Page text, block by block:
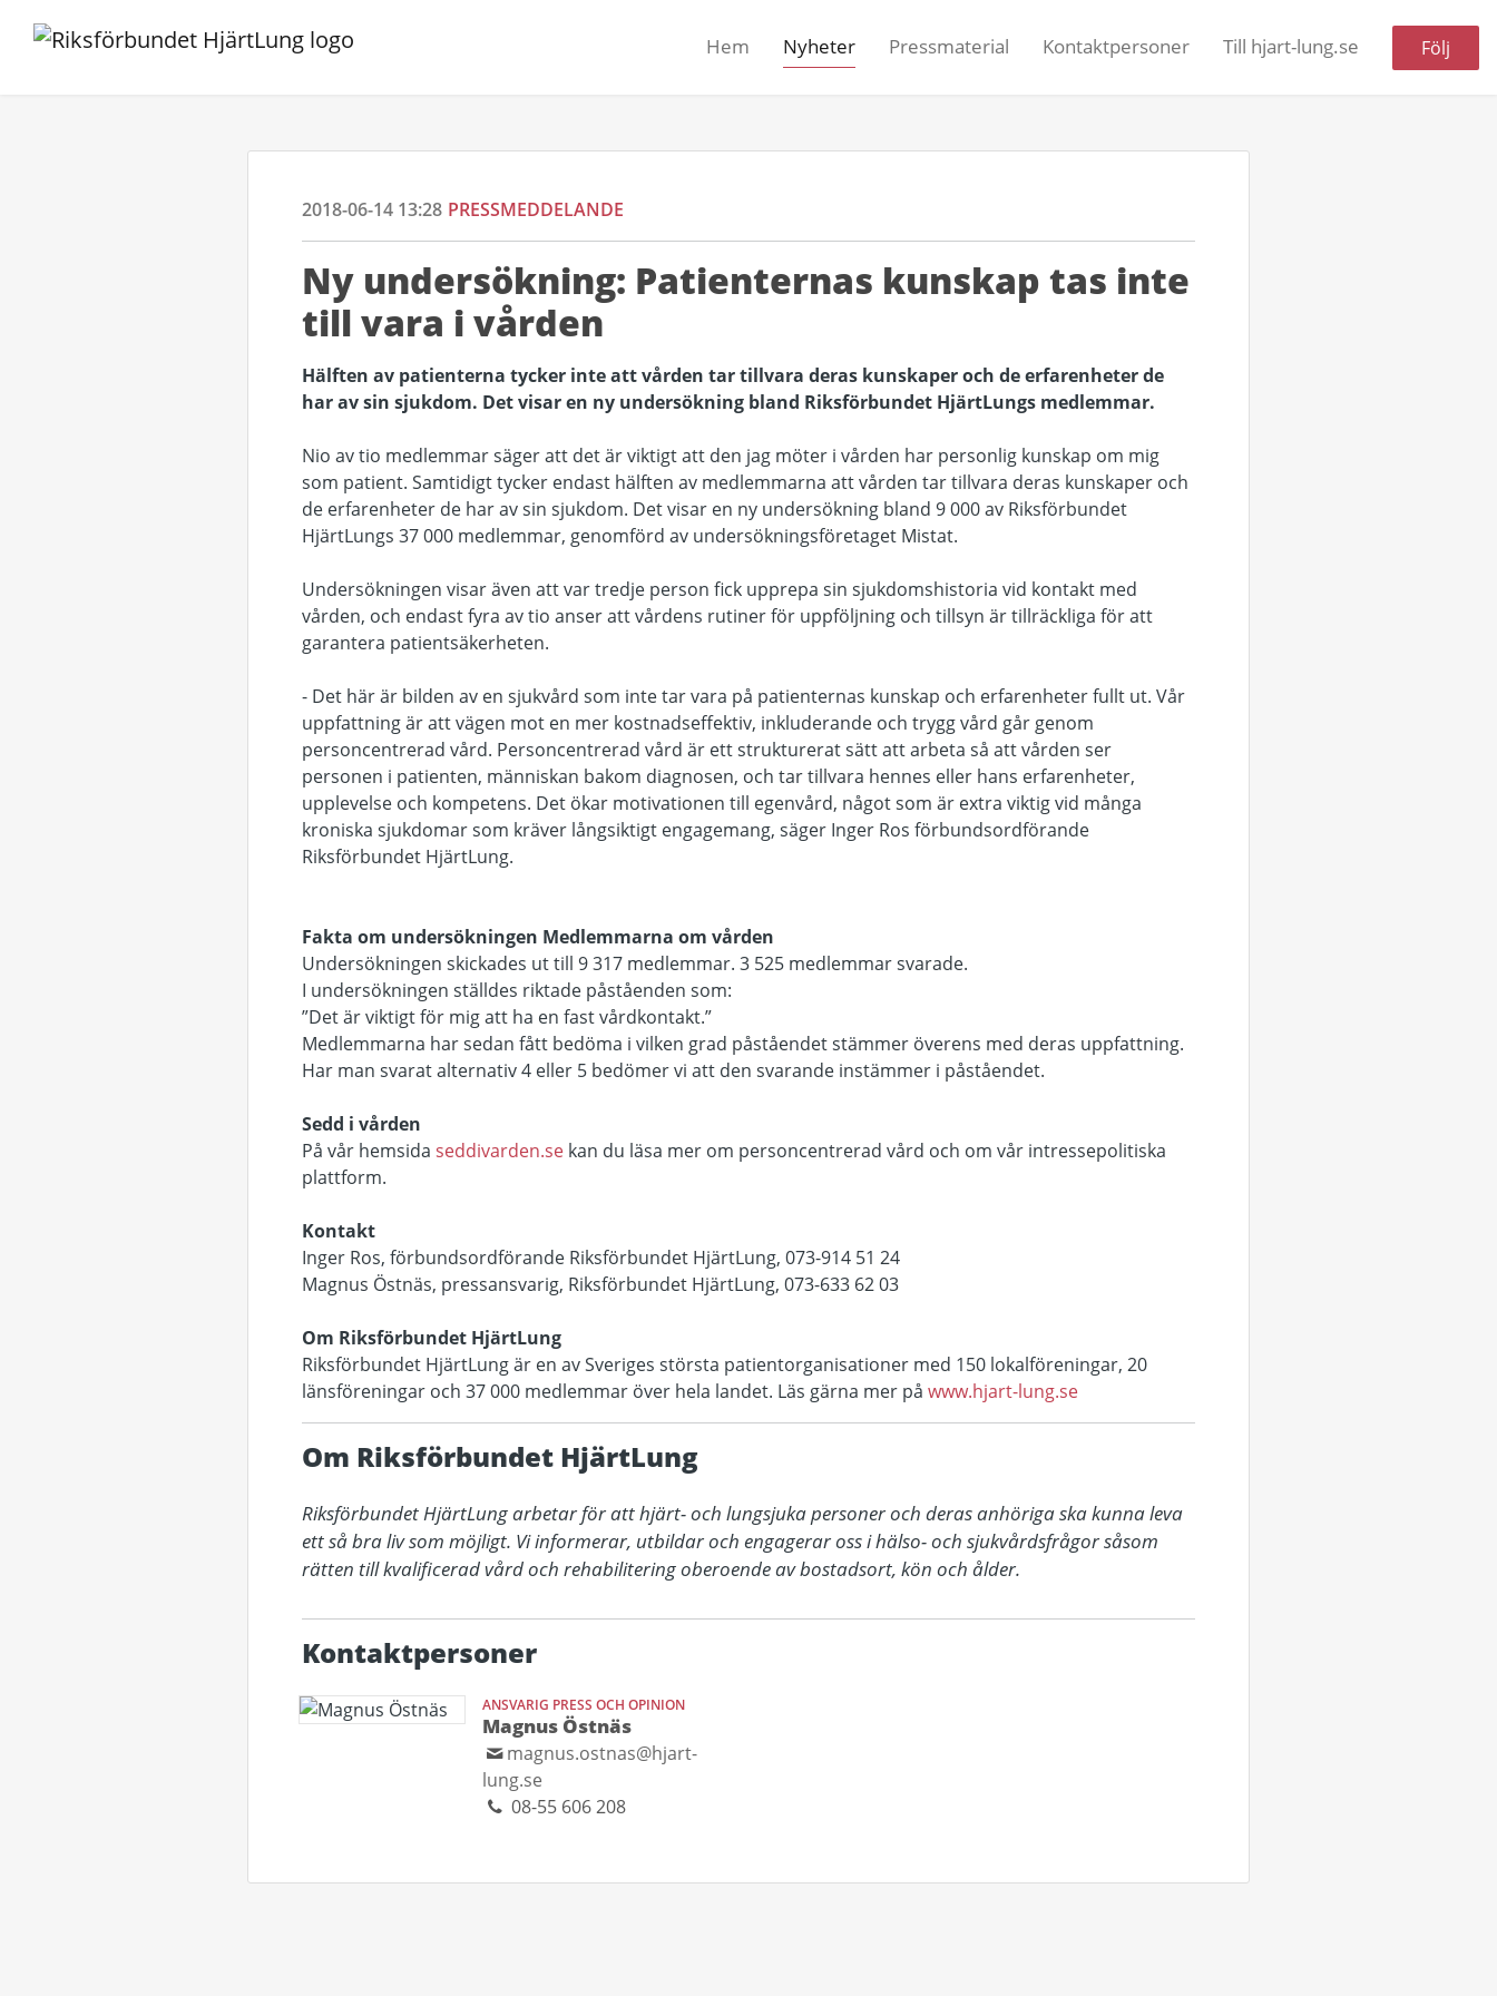
Hem Nyheter Pressmaterial Kontaktpersoner Till hjart-lung.se Följ
2018-06-14 13:28 PRESSMEDDELANDE
Ny undersökning: Patienternas kunskap tas inte
till vara i vården
Hälften av patienterna tycker inte att vården tar tillvara deras kunskaper och de erfarenheter de
har av sin sjukdom. Det visar en ny undersökning bland Riksförbundet HjärtLungs medlemmar.
Nio av tio medlemmar säger att det är viktigt att den jag möter i vården har personlig kunskap om mig
som patient. Samtidigt tycker endast hälften av medlemmarna att vården tar tillvara deras kunskaper och
de erfarenheter de har av sin sjukdom. Det visar en ny undersökning bland 9 000 av Riksförbundet
HjärtLungs 37 000 medlemmar, genomförd av undersökningsföretaget Mistat.
Undersökningen visar även att var tredje person fick upprepa sin sjukdomshistoria vid kontakt med
vården, och endast fyra av tio anser att vårdens rutiner för uppföljning och tillsyn är tillräckliga för att
garantera patientsäkerheten.
- Det här är bilden av en sjukvård som inte tar vara på patienternas kunskap och erfarenheter fullt ut. Vår
uppfattning är att vägen mot en mer kostnadseffektiv, inkluderande och trygg vård går genom
personcentrerad vård. Personcentrerad vård är ett strukturerat sätt att arbeta så att vården ser
personen i patienten, människan bakom diagnosen, och tar tillvara hennes eller hans erfarenheter,
upplevelse och kompetens. Det ökar motivationen till egenvård, något som är extra viktig vid många
kroniska sjukdomar som kräver långsiktigt engagemang, säger Inger Ros förbundsordförande
Riksförbundet HjärtLung.
Fakta om undersökningen Medlemmarna om vården
Undersökningen skickades ut till 9 317 medlemmar. 3 525 medlemmar svarade.
I undersökningen ställdes riktade påståenden som:
”Det är viktigt för mig att ha en fast vårdkontakt.”
Medlemmarna har sedan fått bedöma i vilken grad påståendet stämmer överens med deras uppfattning.
Har man svarat alternativ 4 eller 5 bedömer vi att den svarande instämmer i påståendet.
Sedd i vården
På vår hemsida seddivarden.se kan du läsa mer om personcentrerad vård och om vår intressepolitiska
plattform.
Kontakt
Inger Ros, förbundsordförande Riksförbundet HjärtLung, 073-914 51 24
Magnus Östnäs, pressansvarig, Riksförbundet HjärtLung, 073-633 62 03
Om Riksförbundet HjärtLung
Riksförbundet HjärtLung är en av Sveriges största patientorganisationer med 150 lokalföreningar, 20
länsföreningar och 37 000 medlemmar över hela landet. Läs gärna mer på www.hjart-lung.se
Om Riksförbundet HjärtLung
Riksförbundet HjärtLung arbetar för att hjärt- och lungsjuka personer och deras anhöriga ska kunna leva
ett så bra liv som möjligt. Vi informerar, utbildar och engagerar oss i hälso- och sjukvårdsfrågor såsom
rätten till kvalificerad vård och rehabilitering oberoende av bostadsort, kön och ålder.
Kontaktpersoner
ANSVARIG PRESS OCH OPINION
Magnus Östnäs
magnus.ostnas@hjart-
lung.se
08-55 606 208